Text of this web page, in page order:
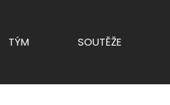
TÝM SOUTĚŽE